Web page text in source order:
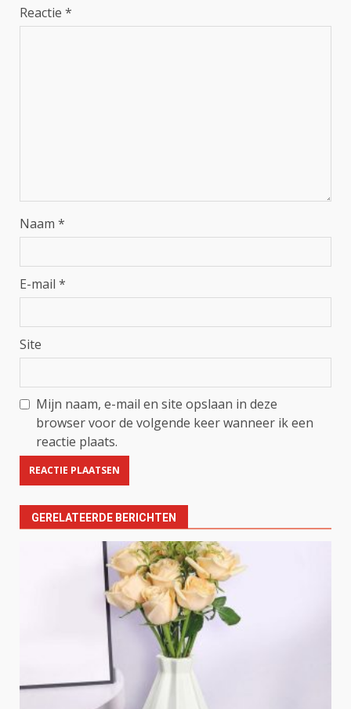
Reactie *
Naam *
E-mail *
Site
Mijn naam, e-mail en site opslaan in deze
browser voor de volgende keer wanneer ik een
reactie plaats.
GERELATEERDE BERICHTEN